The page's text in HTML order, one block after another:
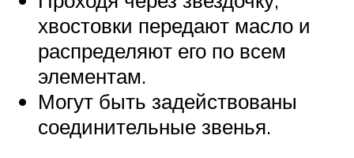
хвостовки передают масло и
распределяют его по всем
элементам.
Могут быть задействованы
соединительные звенья.